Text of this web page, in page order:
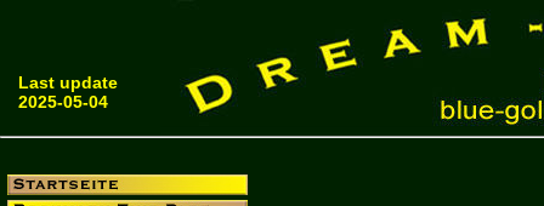
Last update
2025-05-04